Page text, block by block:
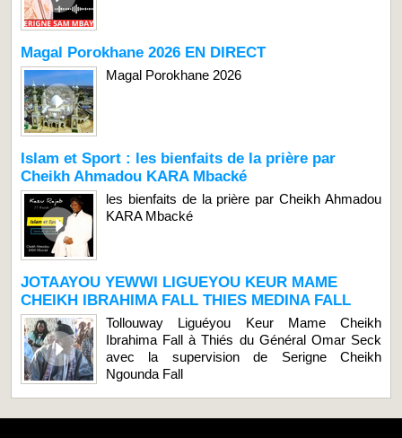
Magal Porokhane 2026 EN DIRECT
Magal Porokhane 2026
Islam et Sport : les bienfaits de la prière par
Cheikh Ahmadou KARA Mbacké
les bienfaits de la prière par Cheikh Ahmadou
KARA Mbacké
JOTAAYOU YEWWI LIGUEYOU KEUR MAME
CHEIKH IBRAHIMA FALL THIES MEDINA FALL
Tollouway Liguéyou Keur Mame Cheikh
Ibrahima Fall à Thiés du Général Omar Seck
avec la supervision de Serigne Cheikh
Ngounda Fall